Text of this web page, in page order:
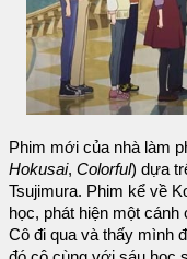
Phim mới của nhà làm
Hokusai, Colorful) dựa
Tsujimura. Phim kể về
học, phát hiện một
Cô đi qua và thấy mình